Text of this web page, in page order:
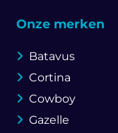
Onze merken
Batavus
Cortina
Cowboy
Gazelle